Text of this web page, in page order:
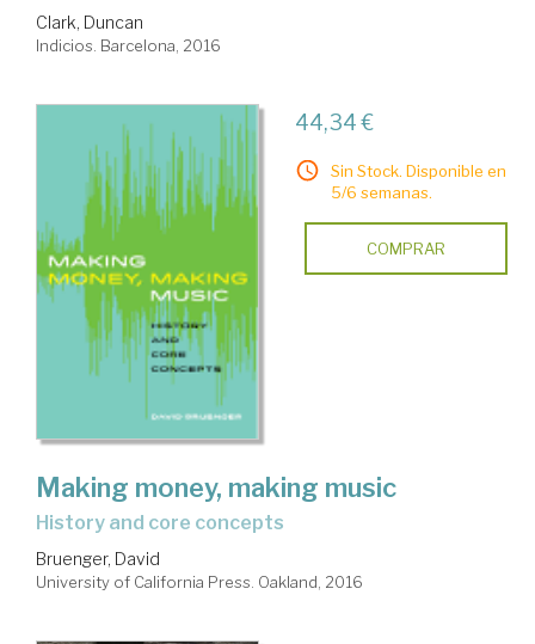
Clark, Duncan
Indicios. Barcelona, 2016
44,34 €
Sin Stock. Disponible en
5/6 semanas.
COMPRAR
Making money, making music
history and core concepts
Bruenger, David
University of California Press. Oakland, 2016